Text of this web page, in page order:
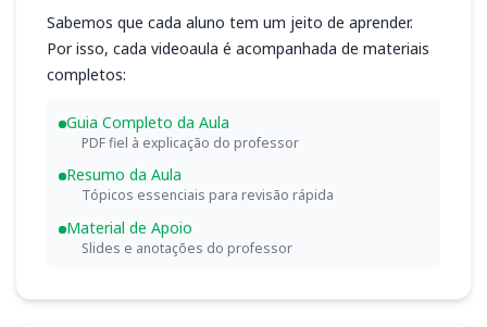
Sabemos que cada aluno tem um jeito de aprender.
Por isso, cada videoaula é acompanhada de materiais
completos:
Guia Completo da Aula
PDF fiel à explicação do professor
Resumo da Aula
Tópicos essenciais para revisão rápida
Material de Apoio
Slides e anotações do professor